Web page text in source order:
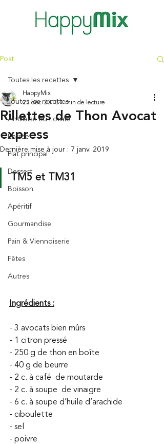
Post
Toutes les recettes
Antillaise ou Locale
Entrée
Plat principal
Dessert
Boisson
Apéritif
Gourmandise
Pain & Viennoiserie
Fêtes
Autres
Toutes les recettes
Rillettes de Thon Avocat
express
HappyMix
23 déc. 2018 1 min de lecture
Dernière mise à jour : 7 janv. 2019
TM5 et TM31
Ingrédients :
- 3 avocats bien mûrs
- 1 citron pressé
- 250 g de thon en boîte
- 40 g de beurre
- 2 c. à café  de moutarde
- 2 c. à soupe  de vinaigre
- 6 c. à soupe d’huile d’arachide
- ciboulette
- sel
- poivre